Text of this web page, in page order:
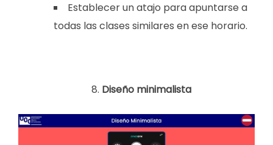
Establecer un atajo para apuntarse a
todas las clases similares en ese horario.
Diseño minimalista